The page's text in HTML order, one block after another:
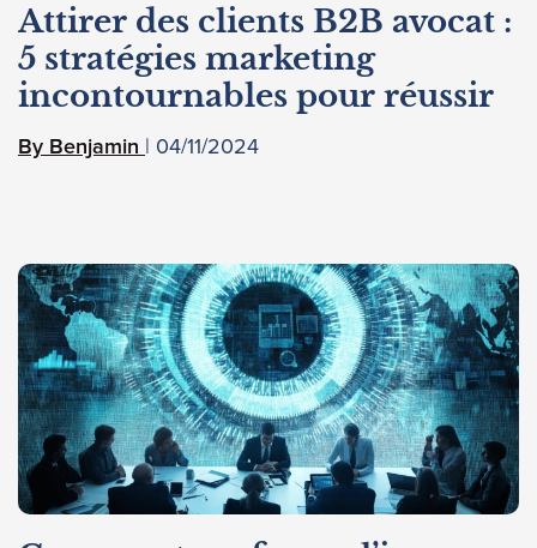
Attirer des clients B2B avocat :
5 stratégies marketing
incontournables pour réussir
Benjamin 04/11/2024